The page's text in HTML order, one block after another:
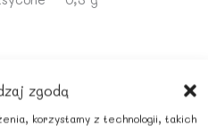
zgodą
korzystamy z technologii, takich